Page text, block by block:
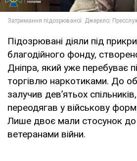
Підозрювані діяли під
благодійного фонду,
Дніпра, який уже перебуває
торгівлю наркотиками. До
залучив дев’ятьох
переодягав у військову
Лише двоє мали стосунок до
ветеранами війни.